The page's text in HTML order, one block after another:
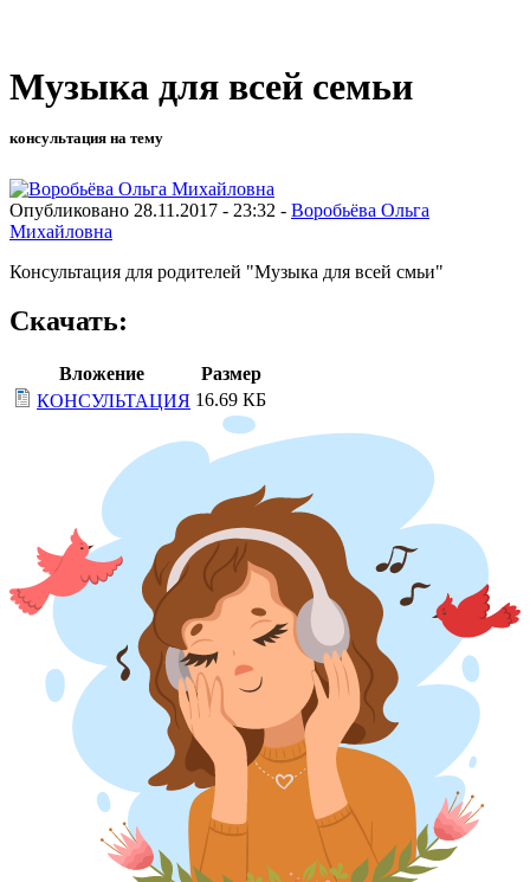
Музыка для всей семьи
консультация на тему
Опубликовано 28.11.2017 - 23:32 - Воробьёва Ольга
Михайловна
Консультация для родителей "Музыка для всей смьи"
Скачать:
Вложение
Размер
КОНСУЛЬТАЦИЯ 16.69 КБ